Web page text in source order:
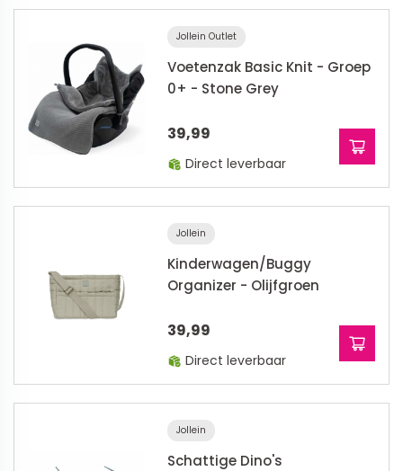
Jollein Outlet
Voetenzak Basic Knit - Groep
0+ - Stone Grey
39,99
Direct leverbaar
Jollein
Kinderwagen/Buggy
Organizer - Olijfgroen
39,99
Direct leverbaar
Jollein
Schattige Dino's